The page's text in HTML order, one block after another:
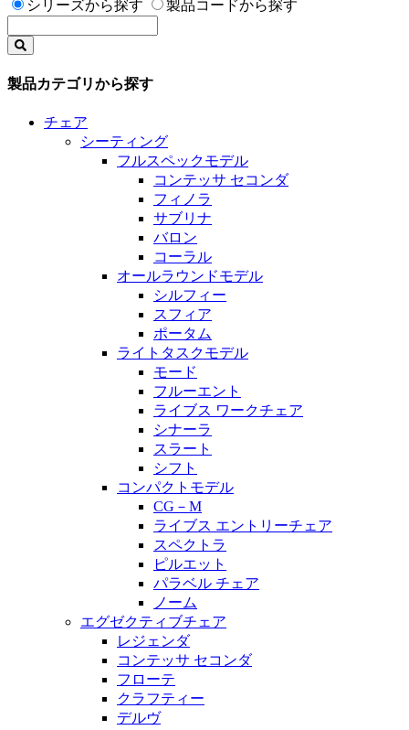
シリーズから探す 製品コードから探す
製品カテゴリから探す
チェア
シーティング
フルスペックモデル
コンテッサ セコンダ
フィノラ
サブリナ
バロン
コーラル
オールラウンドモデル
シルフィー
スフィア
ポータム
ライトタスクモデル
モード
フルーエント
ライブス ワークチェア
シナーラ
スラート
シフト
コンパクトモデル
CG－M
ライブス エントリーチェア
スペクトラ
ピルエット
パラベル チェア
ノーム
エグゼクティブチェア
レジェンダ
コンテッサ セコンダ
フローテ
クラフティー
デルヴ